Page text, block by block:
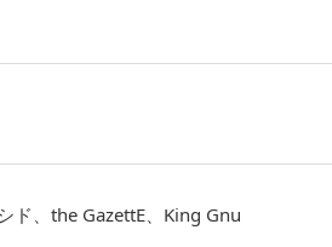
ド、the GazettE、King Gnu